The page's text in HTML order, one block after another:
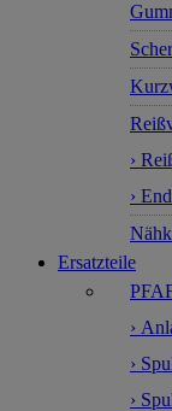
›
›
Ersatzteile
›
›
›